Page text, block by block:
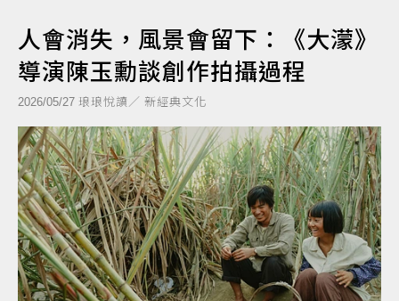
人會消失，風景會留下：《大濛》
導演陳玉勳談創作拍攝過程
2026/05/27 琅琅悅讀／ 新經典文化